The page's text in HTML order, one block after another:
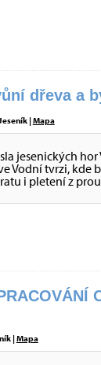
dřeva a
|Mapa
jesenických hor
Vodní tvrzi, kde
i pletení z
|Mapa